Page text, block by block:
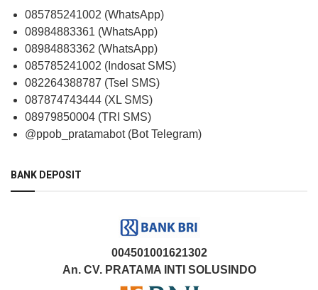
085785241002 (WhatsApp)
08984883361 (WhatsApp)
08984883362 (WhatsApp)
085785241002 (Indosat SMS)
082264388787 (Tsel SMS)
087874743444 (XL SMS)
08979850004 (TRI SMS)
@ppob_pratamabot (Bot Telegram)
BANK DEPOSIT
004501001621302
An. CV. PRATAMA INTI SOLUSINDO